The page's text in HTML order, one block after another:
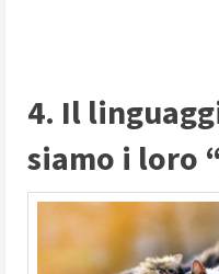
4. Il
siamo i loro